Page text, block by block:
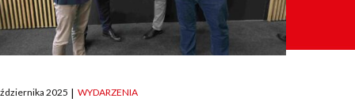
2025 | WYDARZENIA